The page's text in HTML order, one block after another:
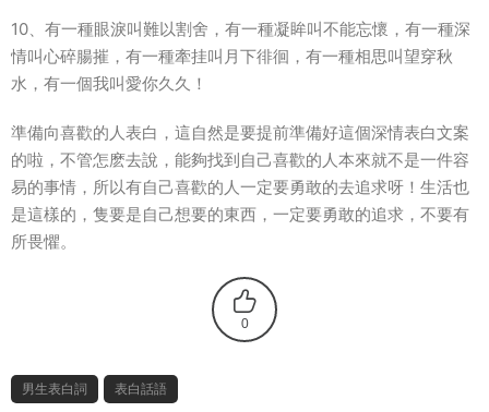
10、有一種眼淚叫難以割舍，有一種凝眸叫不能忘懷，有一種深
情叫心碎腸摧，有一種牽挂叫月下徘徊，有一種相思叫望穿秋
水，有一個我叫愛你久久！
準備向喜歡的人表白，這自然是要提前準備好這個深情表白文案
的啦，不管怎麽去說，能夠找到自己喜歡的人本來就不是一件容
易的事情，所以有自己喜歡的人一定要勇敢的去追求呀！生活也
是這樣的，隻要是自己想要的東西，一定要勇敢的追求，不要有
所畏懼。
0
男生表白詞 表白話語